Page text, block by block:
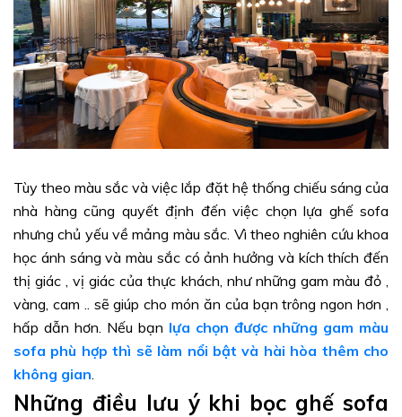
Tùy theo màu sắc và việc lắp đặt hệ thống chiếu sáng của
nhà hàng cũng quyết định đến việc chọn lựa ghế sofa
nhưng chủ yếu về mảng màu sắc. Vì theo nghiên cứu khoa
học ánh sáng và màu sắc có ảnh hưởng và kích thích đến
thị giác , vị giác của thực khách, như những gam màu đỏ ,
vàng, cam .. sẽ giúp cho món ăn của bạn trông ngon hơn ,
hấp dẫn hơn. Nếu bạn lựa chọn được những gam màu
sofa phù hợp thì sẽ làm nổi bật và hài hòa thêm cho
không gian
Những điều lưu ý khi bọc ghế sofa